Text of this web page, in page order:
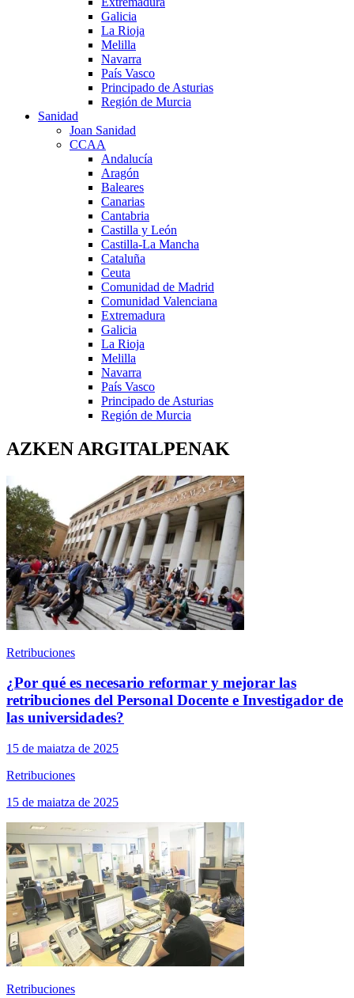
Galicia
La Rioja
Melilla
Navarra
País Vasco
Principado de Asturias
Región de Murcia
Sanidad
Joan Sanidad
CCAA
Andalucía
Aragón
Baleares
Canarias
Cantabria
Castilla y León
Castilla-La Mancha
Cataluña
Ceuta
Comunidad de Madrid
Comunidad Valenciana
Extremadura
Galicia
La Rioja
Melilla
Navarra
País Vasco
Principado de Asturias
Región de Murcia
AZKEN ARGITALPENAK
Retribuciones
¿Por qué es necesario reformar y mejorar las
retribuciones del Personal Docente e Investigador de
las universidades?
15 de maiatza de 2025
Retribuciones
15 de maiatza de 2025
Retribuciones